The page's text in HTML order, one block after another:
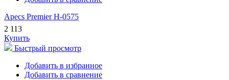
Apecs Premier H-0575
2 113
Купить
Быстрый просмотр
Добавить в избранное
Добавить в сравнение